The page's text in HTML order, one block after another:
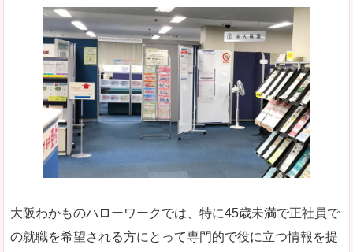
大阪わかものハローワークでは、特に45歳未満で正社員で
の就職を希望される方にとって専門的で役に立つ情報を提